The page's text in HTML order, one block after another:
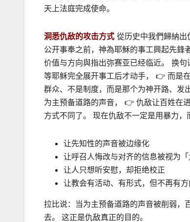
天上法庭完成使命。
洞悉仇敌的攻击方式 從历史中我們歸納出
公开事奉之前，神為耶穌的事工興起先鋒
价值与方向與指出弥赛亚已经临近。
换句
等耶稣完全展开事工后才动手，
👉 而是
群众、不是制度，而是那个为神开路、发
为主预备道路的声音，
👉 仇敌让百姓在
方式不同了。 现在仇敌不一定是用暴力，
让先知性的声音被边缘化
让呼召人悔改与对齐的信息被视为「
让人只想听安慰，却拒绝校正
让教会有活动、有形式，但不再有
拉比说：当为主预备道路的声音被削弱，
去。 这正是仇敌真正的目的。